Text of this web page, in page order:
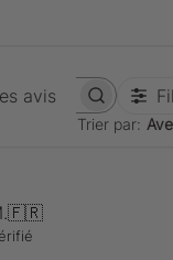
des avis
Trier par:
🇫🇷